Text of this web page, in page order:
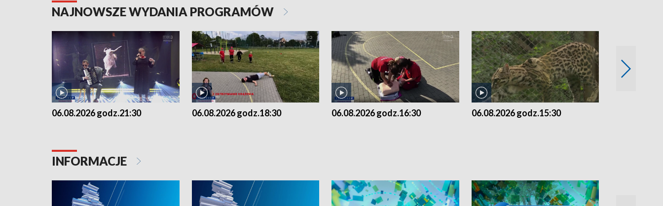
NAJNOWSZE WYDANIA PROGRAMÓW
06.08.2026 godz.21:30 06.08.2026 godz.18:30 06.08.2026 godz.16:30 06.08.2026 godz.15:30
INFORMACJE